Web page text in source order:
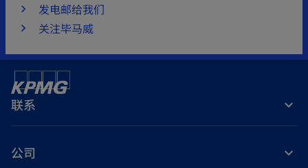
发电邮给我们
关注毕马威
联系
公司